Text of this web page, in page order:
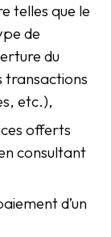
telles que le
de
du
transactions
etc.),
offerts
consultant
d’un